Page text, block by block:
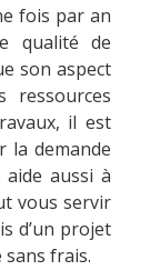
fois par an
qualité de
son aspect
ressources
il est
la demande
aide aussi à
vous servir
d’un projet
frais.